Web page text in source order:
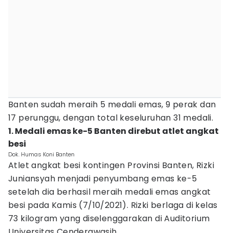
Banten sudah meraih 5 medali emas, 9 perak dan
17 perunggu, dengan total keseluruhan 31 medali.
1. Medali emas ke-5 Banten direbut atlet angkat
besi
Dok. Humas Koni Banten
Atlet angkat besi kontingen Provinsi Banten, Rizki
Juniansyah menjadi penyumbang emas ke-5
setelah dia berhasil meraih medali emas angkat
besi pada Kamis (7/10/2021). Rizki berlaga di kelas
73 kilogram yang diselenggarakan di Auditorium